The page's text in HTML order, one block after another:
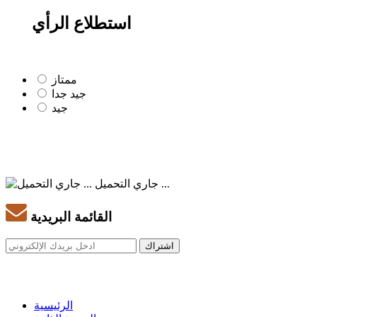
استطلاع الرأي
ممتاز
جيد جدا
جيد
جاري التحميل ...
القائمة البريدية
الرئيسية